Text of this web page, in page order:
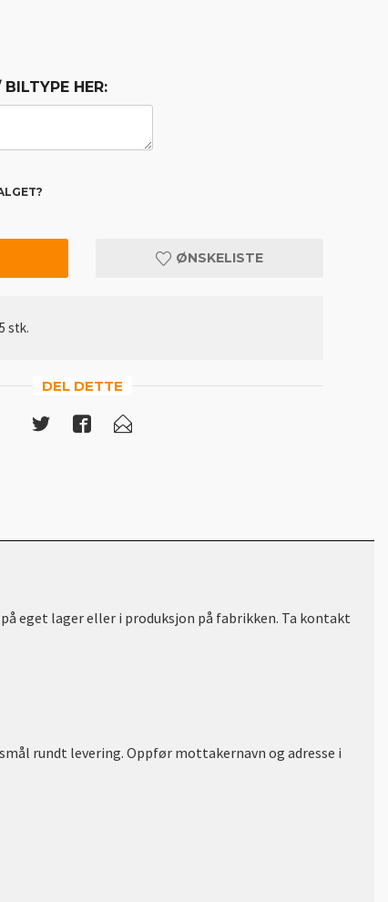
HER:
ØNSKELISTE
stk.
DEL DETTE
eget lager eller i produksjon på fabrikken. Ta kontakt
rundt levering. Oppfør mottakernavn og adresse i